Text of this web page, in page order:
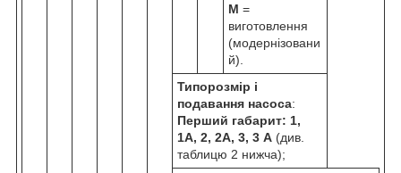
М =
виготовлення
(модернізовани
й).
Типорозмір і
подавання насоса:
Перший габарит: 1,
1А, 2, 2А, 3, 3 А (див.
таблицю 2 нижча);